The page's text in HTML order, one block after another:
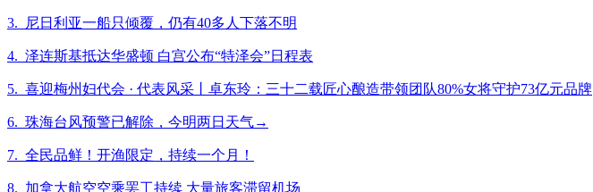
3. 尼日利亚一船只倾覆，仍有40多人下落不明
4. 泽连斯基抵达华盛顿 白宫公布“特泽会”日程表
5. 喜迎梅州妇代会 · 代表风采丨卓东玲：三十二载匠心酿造带领团队80%女将守护73亿元品牌
6. 珠海台风预警已解除，今明两日天气→
7. 全民品鲜！开渔限定，持续一个月！
8. 加拿大航空空乘罢工持续 大量旅客滞留机场